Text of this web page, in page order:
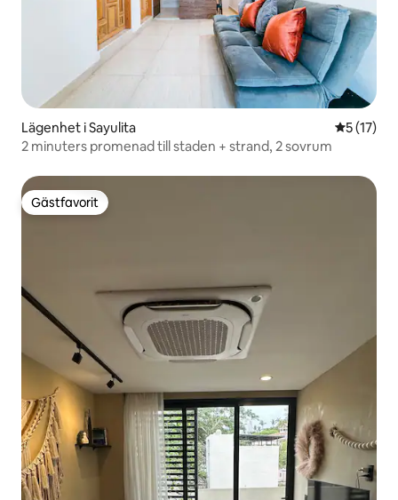
Lägenhet i Sayulita 5 av 5 i
5 (17)
2 minuters promenad till staden + strand, 2 sovrum
Gästfavorit
Gästfavorit